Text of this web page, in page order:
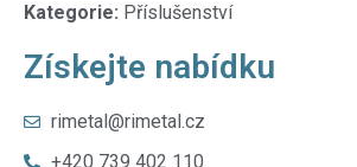
Kategorie: Příslušenství
Získejte nabídku
rimetal@rimetal.cz
+420 739 402 110